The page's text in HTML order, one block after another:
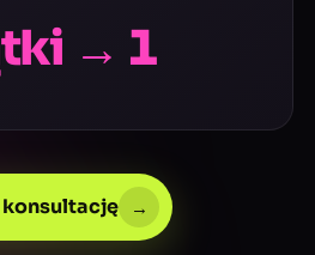
→ 1
konsultację →